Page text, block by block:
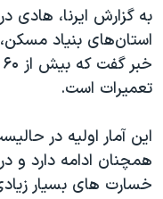
دادگاه حمید نوری
چهل سال گروگان‌گیری
قانون شفافیت دارائی
اسرائیل در جنگ
نرگس محمدی برنده
به گزارش ایرنا، هادی
تعمیرات است.
این آمار اولیه در
همچنان ادامه دارد و
خسارت های بسیار